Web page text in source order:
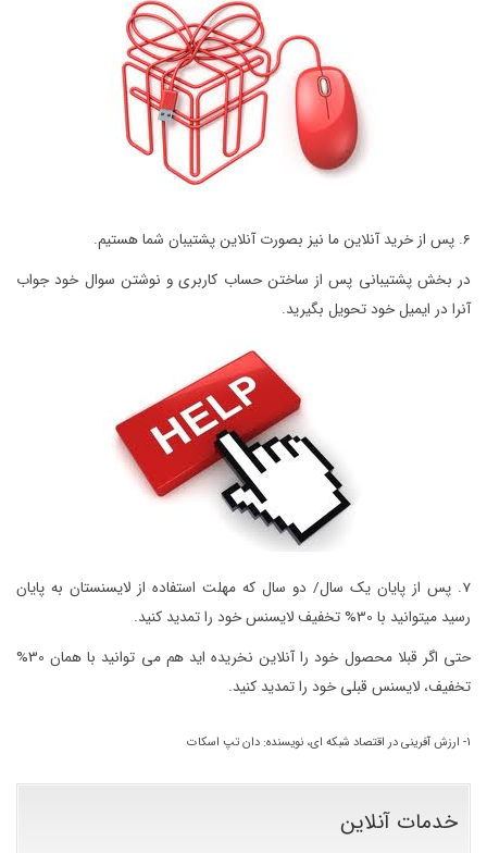
6. پس از خرید آنلاین ما نیز بصورت آنلاین پشتیبان شما هستیم.
در بخش پشتیبانی پس از ساختن حساب کاربری و نوشتن سوال خود جواب
آنرا در ایمیل خود تحویل بگیرید.
7. پس از پایان یک سال/ دو سال که مهلت استفاده از لایسنستان به پایان
رسید میتوانید با 30% تخفیف لایسنس خود را تمدید کنید.
حتی اگر قبلا محصول خود را آنلاین نخریده اید هم می توانید با همان 30%
تخفیف، لایسنس قبلی خود را تمدید کنید.
1- ارزش آفرینی در اقتصاد شبکه ای، نویسنده: دان تپ اسکات
خدمات آنلاین